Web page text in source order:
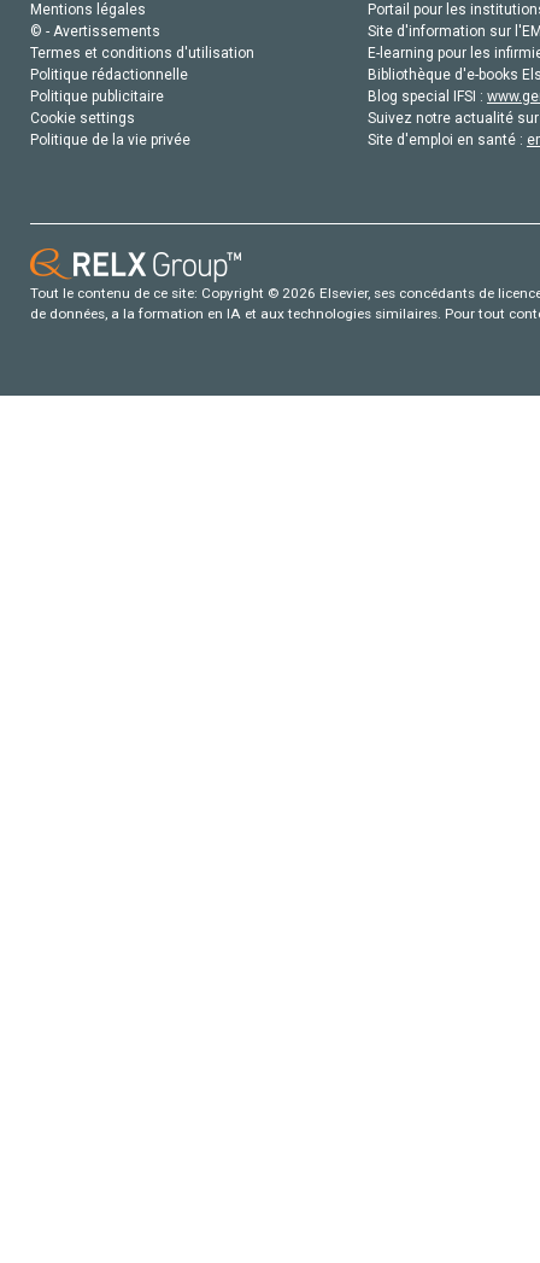
Mentions légales
© - Avertissements
Termes et conditions d'utilisation
Politique rédactionnelle
Politique publicitaire
Cookie settings
Politique de la vie privée
Portail pour les
Site d'information sur
E-learning pour les
Bibliothèque d'e-books
Blog special IFSI :
Suivez notre actualité
Site d'emploi en santé :
Tout le contenu de ce site: Copyright © 2026 Elsevier, ses concédants de
de données, a la formation en IA et aux technologies similaires. Pour tout